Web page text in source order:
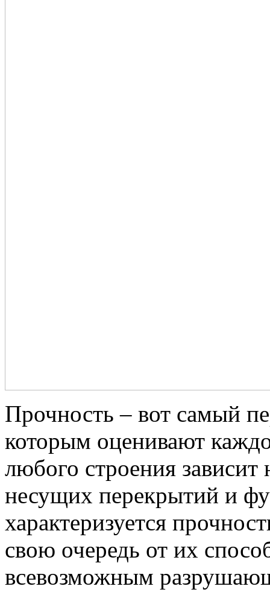
Прочность – вот самый
которым оценивают
любого строения зависит
несущих перекрытий и
характеризуется
свою очередь от их
всевозможным